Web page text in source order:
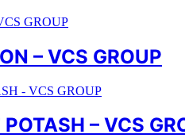
– VCS GROUP
– VCS